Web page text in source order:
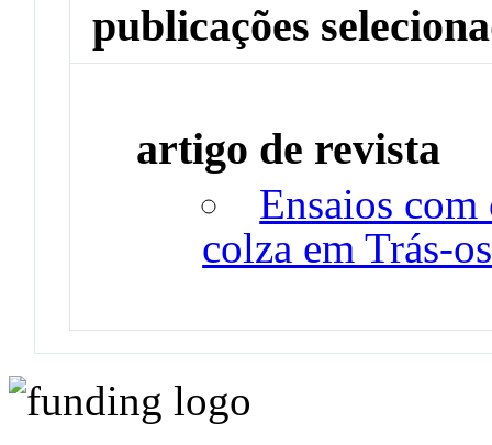
publicações
artigo de revista
Ensaios
colza em Trás-